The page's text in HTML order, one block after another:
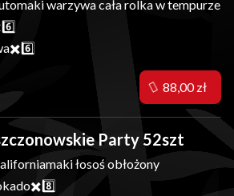
warzywa cała rolka w tempurze
Party 52szt
łosoś obłożony